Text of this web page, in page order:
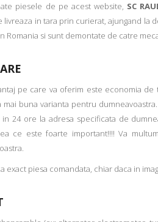
piesele de pe acest website, SC
livreaza in tara prin curierat, ajungand la
Romania si sunt demontate de catre
pe care va oferim este economia
mai buna varianta pentru
24 ore la adresa specificata de
ce este foarte important!!!! Va
exact piesa comandata, chiar daca in